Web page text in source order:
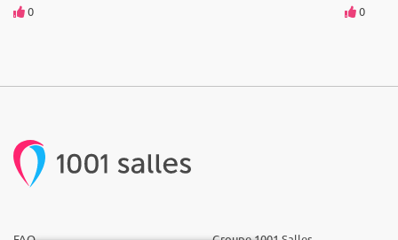
0
0